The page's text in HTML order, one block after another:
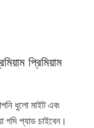
প্রিমিয়াম
ধুলো মাইট এবং
গদি প্যাড চাইবেন।